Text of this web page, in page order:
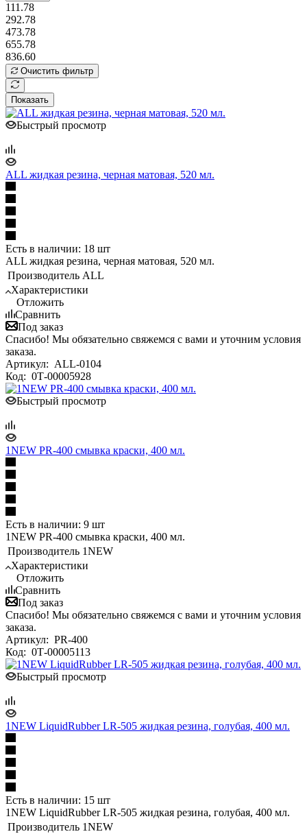
111.78
292.78
473.78
655.78
836.60
Очистить фильтр
Показать
Быстрый просмотр
ALL жидкая резина, черная матовая, 520 мл.
Есть в наличии: 18 шт
ALL жидкая резина, черная матовая, 520 мл.
Производитель ALL
Характеристики
Отложить
Сравнить
Под заказ
Спасибо! Мы обязательно свяжемся с вами и уточним условия
заказа.
Артикул: ALL-0104
Код: 0Т-00005928
Быстрый просмотр
1NEW PR-400 смывка краски, 400 мл.
Есть в наличии: 9 шт
1NEW PR-400 смывка краски, 400 мл.
Производитель 1NEW
Характеристики
Отложить
Сравнить
Под заказ
Спасибо! Мы обязательно свяжемся с вами и уточним условия
заказа.
Артикул: PR-400
Код: 0Т-00005113
Быстрый просмотр
1NEW LiquidRubber LR-505 жидкая резина, голубая, 400 мл.
Есть в наличии: 15 шт
1NEW LiquidRubber LR-505 жидкая резина, голубая, 400 мл.
Производитель 1NEW